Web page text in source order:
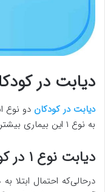
دیابت در
دیابت در کودکان دو نوع
به نوع ۱ این بیماری بیشتر است.
دیابت نوع ۱ در کودکان